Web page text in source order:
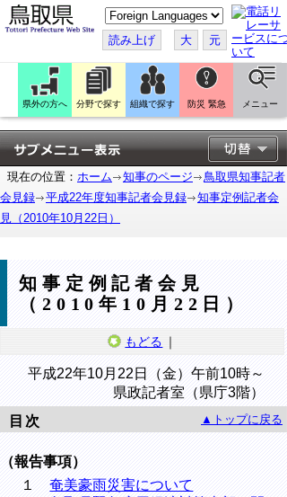
こ
の
ペ
ー
ジ
翻
訳
す
る
読み上げ 大 元
県外の方へ 分野で探す 組織で探す 防災 緊急 メニュー
現在の位置： ホーム 知事のページ
鳥取県知事記者
会見録
平成22年度知事記者会見録
知事定例記者会
見（2010年10月22日）
知事定例記者会見
（2010年10月22日）
もどる ｜
平成22年10月22日（金）午前10時～
県政記者室（県庁3階）
目次
▲トップに戻る
（報告事項）
１奄美豪雨災害について